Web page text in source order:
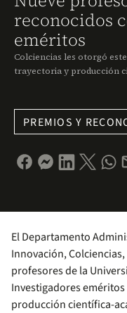
reconocidos
eméritos
Colciencias les otorgó
trayectoria y producción
PREMIOS Y
El Departamento
Innovación,
profesores de la
Investigadores
producción científica-